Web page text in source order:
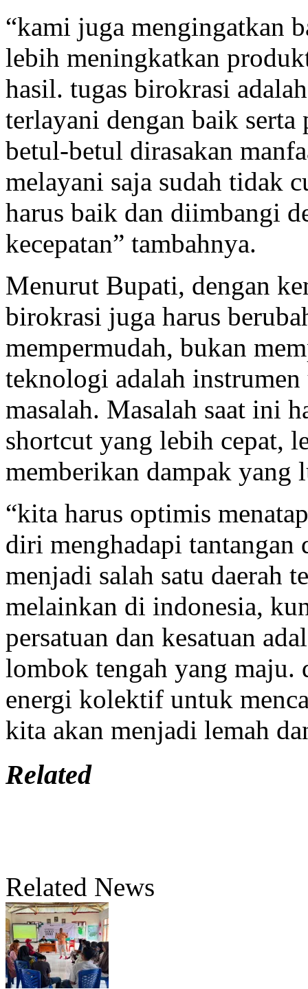
“kami juga mengingatkan
lebih meningkatkan
hasil. tugas birokrasi
terlayani dengan baik
betul-betul dirasakan
melayani saja sudah tidak
harus baik dan diimbangi
kecepatan” tambahnya.
Menurut Bupati, dengan
birokrasi juga harus
mempermudah, bukan
teknologi adalah instrumen
masalah. Masalah saat ini
shortcut yang lebih cepat,
memberikan dampak yang
“kita harus optimis
diri menghadapi tantangan
menjadi salah satu daerah
melainkan di indonesia,
persatuan dan kesatuan
lombok tengah yang maju.
energi kolektif untuk
kita akan menjadi lemah
Related
Related News